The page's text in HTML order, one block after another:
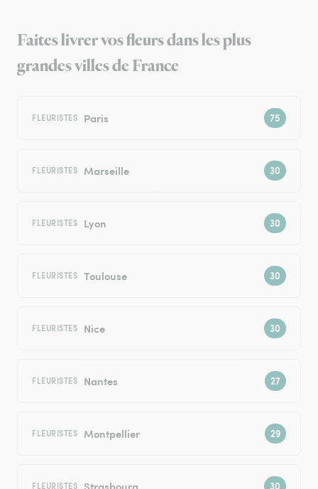
Faites livrer vos fleurs dans les plus
grandes villes de France
FLEURISTES Paris
FLEURISTES Marseille
FLEURISTES Lyon
FLEURISTES Toulouse
FLEURISTES Nice
FLEURISTES Nantes
FLEURISTES Montpellier
FLEURISTES Strasbourg